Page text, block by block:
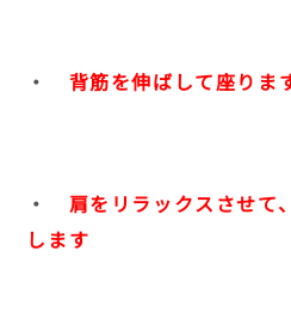
・ 背筋を伸ばして座りま
・ 肩をリラックスさせて
します